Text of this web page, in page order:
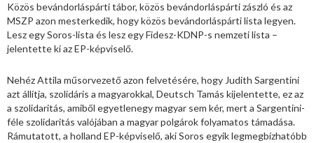
Közös bevándorláspárti tábor, közös bevándorláspárti zászló és az
MSZP azon mesterkedik, hogy közös bevándorláspárti lista legyen.
Lesz egy Soros-lista és lesz egy Fidesz-KDNP-s nemzeti lista –
jelentette ki az EP-képviselő.
Nehéz Attila műsorvezető azon felvetésére, hogy Judith Sargentini
azt állítja, szolidáris a magyarokkal, Deutsch Tamás kijelentette, ez az
a szolidaritás, amiből egyetlenegy magyar sem kér, mert a Sargentini-
féle szolidaritás valójában a magyar polgárok folyamatos támadása.
Rámutatott, a holland EP-képviselő, aki Soros egyik legmegbízhatóbb